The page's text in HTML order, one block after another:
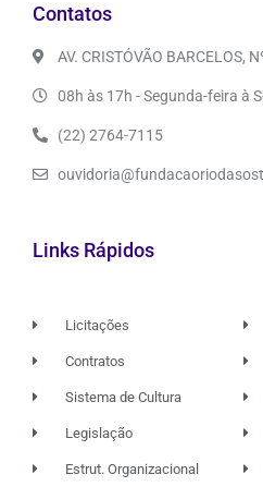
Contatos
AV. CRISTÓVÃO BARCELOS,
08h às 17h - Segunda-feira à
(22) 2764-7115
Links Rápidos
Licitações
Contratos
Sistema de Cultura
Legislação
Estrut. Organizacional